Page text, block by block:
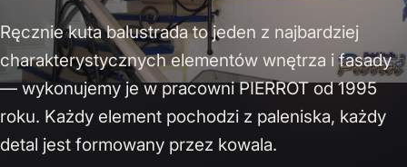
Ręcznie kuta balustrada to jeden z najbardziej
charakterystycznych elementów wnętrza i fasady
— wykonujemy je w pracowni PIERROT od 1995
roku. Każdy element pochodzi z paleniska, każdy
detal jest formowany przez kowala.